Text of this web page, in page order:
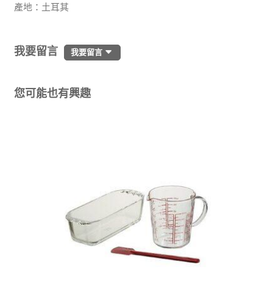
產地：土耳其
我要留言 我要留言
您可能也有興趣